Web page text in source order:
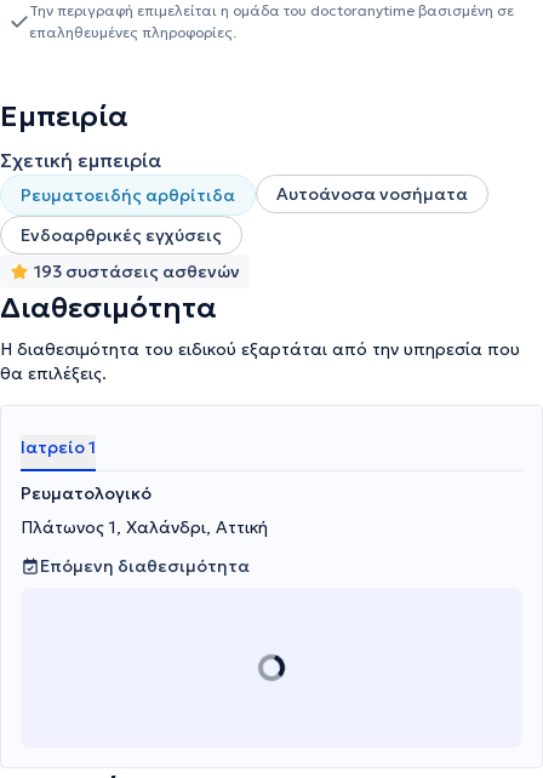
Την περιγραφή επιμελείται η ομάδα του doctoranytime βασισμένη σε
επαληθευμένες πληροφορίες.
Εμπειρία
Σχετική εμπειρία
Ρευματοειδής αρθρίτιδα
Αυτοάνοσα νοσήματα
Ενδοαρθρικές εγχύσεις
193 συστάσεις ασθενών
Διαθεσιμότητα
Η διαθεσιμότητα του ειδικού εξαρτάται από την υπηρεσία που
θα επιλέξεις.
Ιατρείο 1
Ρευματολογικό
Πλάτωνος 1, Χαλάνδρι, Αττική
Επόμενη διαθεσιμότητα